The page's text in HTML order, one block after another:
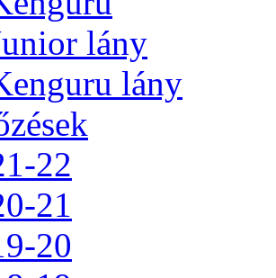
lány
lány
22
21
20